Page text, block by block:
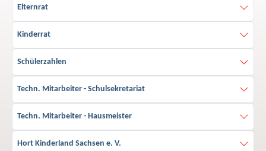
Impressum
Elternrat
Kinderrat
Schülerzahlen
Techn. Mitarbeiter - Schulsekretariat
Techn. Mitarbeiter - Hausmeister
Hort Kinderland Sachsen e. V.